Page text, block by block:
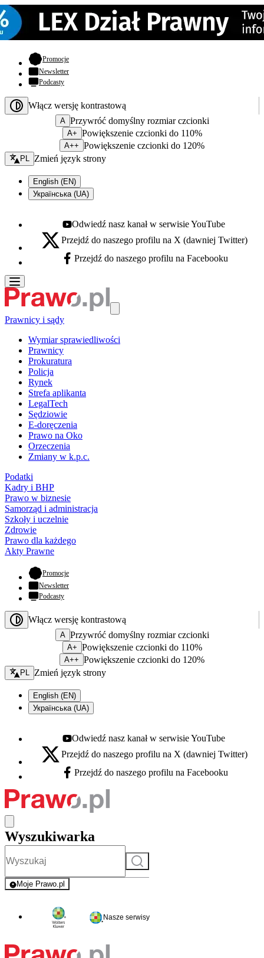
Promocje- otwiera się w nowej karcie
Newsletter
Podcasty
Włącz wersję kontrastową
A Przywróć domyślny rozmiar czcionki
A+ Powiększenie czcionki do 110%
A++ Powiększenie czcionki do 120%
Zmień język - bieżący:
PL Zmień język strony
English (EN)
Українська (UA)
Youtube - otwiera się w nowej karcie
Odwiedź nasz kanał w serwisie YouTube
X - otwiera się w nowej karcie
Przejdź do naszego profilu na X (dawniej Twitter)
Facebook - otwiera się w nowej karcie
Przejdź do naszego profilu na Facebooku
Prawnicy i sądy
Wymiar sprawiedliwości
Prawnicy
Prokuratura
Policja
Rynek
Strefa aplikanta
LegalTech
Sędziowie
E-doręczenia
Prawo na Oko
Orzeczenia
Zmiany w k.p.c.
Podatki
Kadry i BHP
Prawo w biznesie
Samorząd i administracja
Szkoły i uczelnie
Zdrowie
Prawo dla każdego
Akty Prawne
Promocje- otwiera się w nowej karcie
Newsletter
Podcasty
Włącz wersję kontrastową
A Przywróć domyślny rozmiar czcionki
A+ Powiększenie czcionki do 110%
A++ Powiększenie czcionki do 120%
Zmień język - bieżący:
PL Zmień język strony
English (EN)
Українська (UA)
Youtube - otwiera się w nowej karcie
Odwiedź nasz kanał w serwisie YouTube
X - otwiera się w nowej karcie
Przejdź do naszego profilu na X (dawniej Twitter)
Facebook - otwiera się w nowej karcie
Przejdź do naszego profilu na Facebooku
Wyszukiwarka
Szukaj
Moje Prawo.pl
- rejestracja i logowanie do serwisu
Nasze serwisy